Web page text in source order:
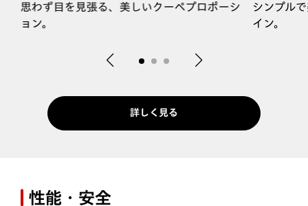
思わず目を見張る、美しいクーペプロポーシ
ョン。
シンプル
イン。
詳しく見る
性能・安全